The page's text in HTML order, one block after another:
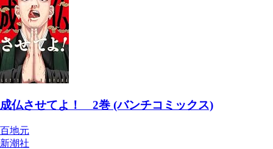
成仏させてよ！ 2巻 (バンチコミックス)
百地元
新潮社